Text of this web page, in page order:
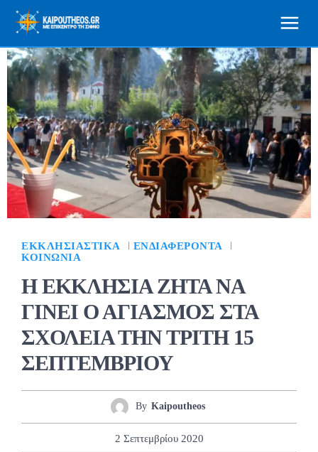
ΕΚΚΛΗΣΙΑΣΤΙΚΆ
ΕΝΔΙΑΦΈΡΟΝΤΑ
ΚΟΙΝΩΝΊΑ
Η ΕΚΚΛΗΣΙΑ ΖΗΤΑ ΝΑ
ΓΙΝΕΙ Ο ΑΓΙΑΣΜΟΣ ΣΤΑ
ΣΧΟΛΕΙΑ ΤΗΝ ΤΡΙΤΗ 15
ΣΕΠΤΕΜΒΡΙΟΥ
By Kaipoutheos
2 Σεπτεμβρίου 2020